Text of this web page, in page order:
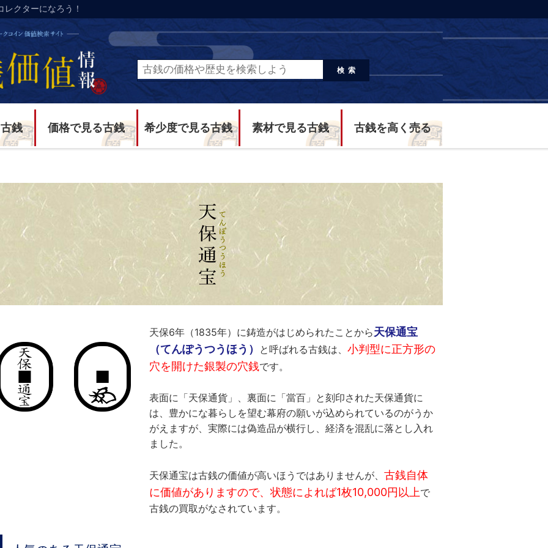
クターになろう！
検索
銭 価格で見る古銭 希少度で見る古銭 素材で見る古銭 古銭を高く売る
天保6年（1835年）に鋳造がはじめられたことから天保通宝
（てんぽうつうほう）
と呼ばれる古銭は、 小判型に正方形の
穴を開けた銀製の穴銭です。
表面に「天保通貨」、裏面に「當百」と刻印された天保通貨に
は、豊かにな暮らしを望む幕府の願いが込められているのがうか
がえますが、実際には偽造品が横行し、経済を混乱に落とし入れ
ました。
天保通宝は古銭の価値が高いほうではありませんが、 古銭自体
に価値がありますので、状態によれば1枚10,000円以上で
古銭の買取がなされています。